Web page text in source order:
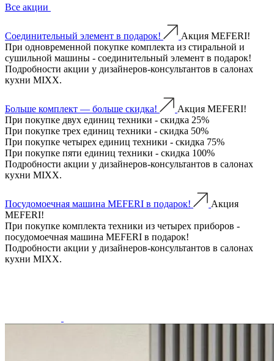
Все акции
Соединительный элемент в подарок!
Акция MEFERI!
При одновременной покупке комплекта из стиральной и
сушильной машины - соединительный элемент в подарок!
Подробности акции у дизайнеров-консультантов в салонах
кухни MIXX.
Больше комплект — больше скидка!
Акция MEFERI!
При покупке двух единиц техники - скидка 25%
При покупке трех единиц техники - скидка 50%
При покупке четырех единиц техники - скидка 75%
При покупке пяти единиц техники - скидка 100%
Подробности акции у дизайнеров-консультантов в салонах
кухни MIXX.
Посудомоечная машина MEFERI в подарок!
Акция
MEFERI!
При покупке комплекта техники из четырех приборов -
посудомоечная машина MEFERI в подарок!
Подробности акции у дизайнеров-консультантов в салонах
кухни MIXX.